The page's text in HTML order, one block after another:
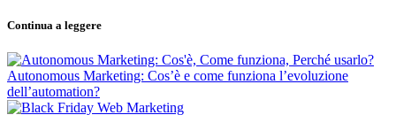
Continua a leggere
Autonomous Marketing: Cos’è e come funziona l’evoluzione
dell’automation?